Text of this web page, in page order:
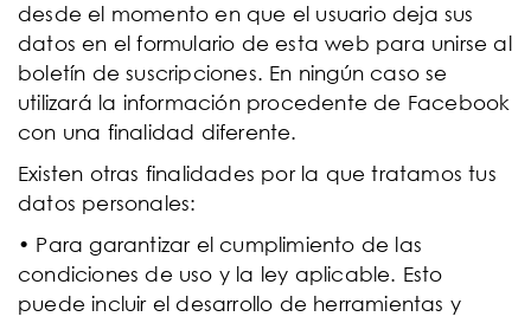
desde el momento en que el usuario deja sus
datos en el formulario de esta web para unirse al
boletín de suscripciones. En ningún caso se
utilizará la información procedente de Facebook
con una finalidad diferente.
Existen otras finalidades por la que tratamos tus
datos personales:
• Para garantizar el cumplimiento de las
condiciones de uso y la ley aplicable. Esto
puede incluir el desarrollo de herramientas y